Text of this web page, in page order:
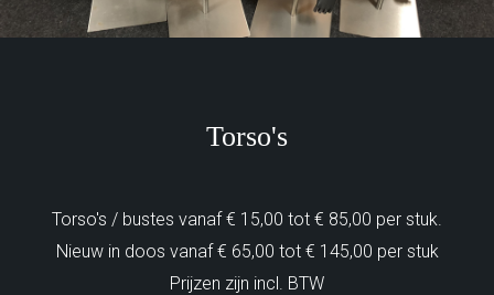
Torso's
Torso's / bustes vanaf € 15,00 tot € 85,00 per stuk.
Nieuw in doos vanaf € 65,00 tot € 145,00 per stuk
Prijzen zijn incl. BTW